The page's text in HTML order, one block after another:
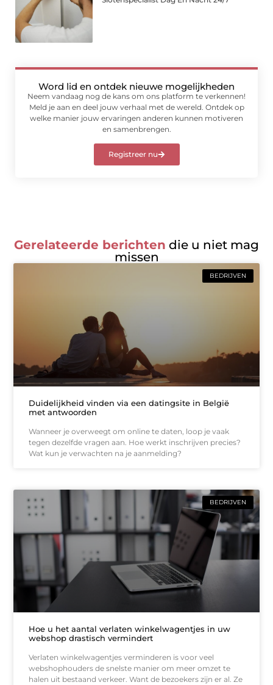
Word lid en ontdek nieuwe mogelijkheden
Neem vandaag nog de kans om ons platform te verkennen!
Meld je aan en deel jouw verhaal met de wereld. Ontdek op
welke manier jouw ervaringen anderen kunnen motiveren
en samenbrengen.
Registreer nu
Gerelateerde berichten die u niet mag
missen
BEDRIJVEN
Duidelijkheid vinden via een datingsite in België
met antwoorden
Wanneer je overweegt om online te daten, loop je vaak
tegen dezelfde vragen aan. Hoe werkt inschrijven precies?
Wat kun je verwachten na je aanmelding?
BEDRIJVEN
Hoe u het aantal verlaten winkelwagentjes in uw
webshop drastisch vermindert
Verlaten winkelwagentjes verminderen is voor veel
webshophouders de snelste manier om meer omzet te
halen uit bestaand verkeer. Want de bezoekers zijn er al. Ze